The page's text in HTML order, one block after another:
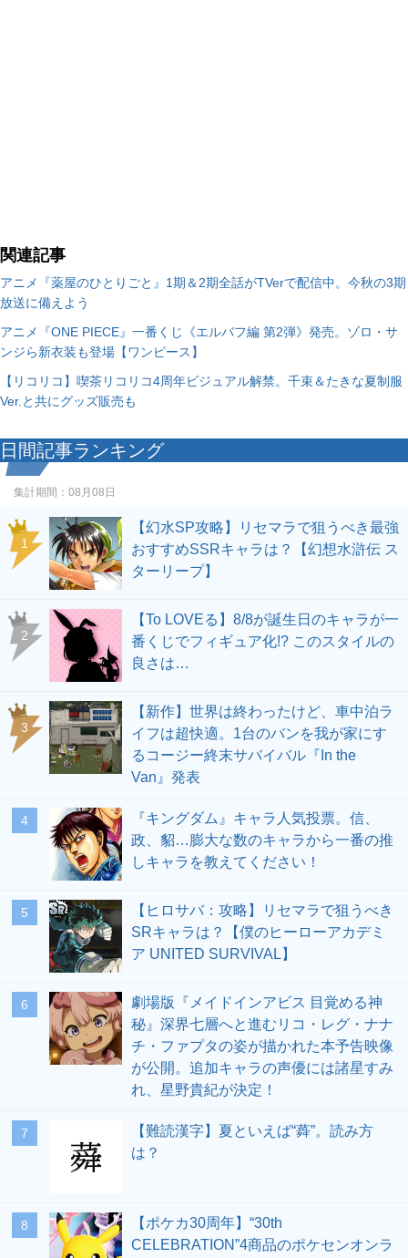
関連記事
アニメ『薬屋のひとりごと』1期＆2期全話がTVerで配信中。今秋の3期
放送に備えよう
アニメ『ONE PIECE』一番くじ《エルバフ編 第2弾》発売。ゾロ・サ
ンジら新衣装も登場【ワンピース】
【リコリコ】喫茶リコリコ4周年ビジュアル解禁。千束＆たきな夏制服
Ver.と共にグッズ販売も
日間記事ランキング
集計期間： 08月08日
1
【幻水SP攻略】リセマラで狙うべき最強
おすすめSSRキャラは？【幻想水滸伝 ス
ターリープ】
2
【To LOVEる】8/8が誕生日のキャラが一
番くじでフィギュア化!? このスタイルの
良さは…
3
【新作】世界は終わったけど、車中泊ラ
イフは超快適。1台のバンを我が家にす
るコージー終末サバイバル『In the
Van』発表
4
『キングダム』キャラ人気投票。信、
政、貂…膨大な数のキャラから一番の推
しキャラを教えてください！
5
【ヒロサバ：攻略】リセマラで狙うべき
SRキャラは？【僕のヒーローアカデミ
ア UNITED SURVIVAL】
6
劇場版『メイドインアビス 目覚める神
秘』深界七層へと進むリコ・レグ・ナナ
チ・ファプタの姿が描かれた本予告映像
が公開。追加キャラの声優には諸星すみ
れ、星野貴紀が決定！
7
【難読漢字】夏といえば“蕣”。読み方
は？
8
【ポケカ30周年】“30th
CELEBRATION”4商品のポケセンオンラ